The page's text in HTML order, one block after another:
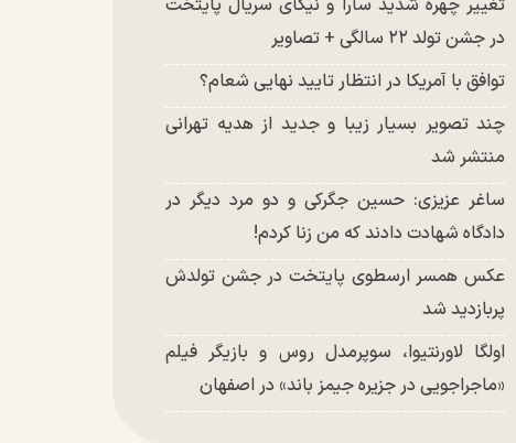
تغییر چهره شدید سارا و نیکای سریال پایتخت
در جشن تولد ۲۲ سالگی + تصاویر
توافق با آمریکا در انتظار تایید نهایی شعام؟
چند تصویر بسیار زیبا و جدید از هدیه تهرانی
منتشر شد
ساغر عزیزی: حسین جگرکی و دو مرد دیگر در
دادگاه شهادت دادند که من زنا کردم!
عکس همسر ارسطوی پایتخت در جشن تولدش
پربازدید شد
اولگا لاورنتیوا، سوپرمدل روس و بازیگر فیلم
«ماجراجویی در جزیره جیمز باند» در اصفهان